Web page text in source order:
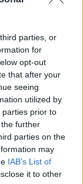
parties, or
for
opt-out
that after your
seeing
utilized by
parties prior to
further
parties on the
may
IAB’s List of
it to other
kb. 1